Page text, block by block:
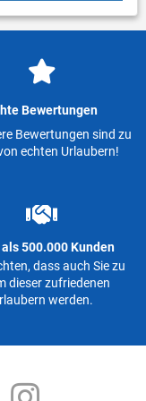
Bewertungen
Bewertungen sind zu
echten Urlaubern!
500.000 Kunden
dass auch Sie zu
dieser zufriedenen
werden.